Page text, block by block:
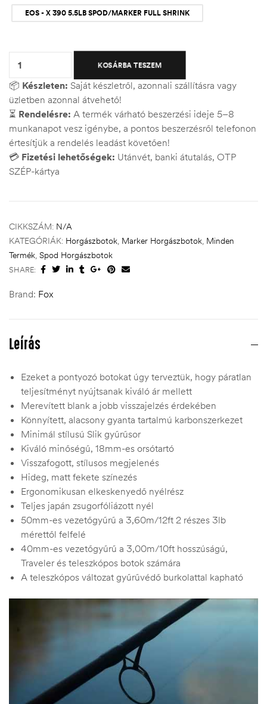
EOS - X 390 5.5LB SPOD/MARKER FULL SHRINK
KOSÁRBA TESZEM
📦 Készleten: Saját készletről, azonnali szállításra vagy
üzletben azonnal átvehető!
⏳ Rendelésre: A termék várható beszerzési ideje 5–8
munkanapot vesz igénybe, a pontos beszerzésről telefonon
értesítjük a rendelés leadást követően!
💳 Fizetési lehetőségek: Utánvét, banki átutalás, OTP
SZÉP-kártya
CIKKSZÁM: N/A
KATEGÓRIÁK: Horgászbotok, Marker Horgászbotok, Minden
Termék, Spod Horgászbotok
SHARE:
Brand: Fox
Leírás
Ezeket a pontyozó botokat úgy terveztük, hogy páratlan
teljesítményt nyújtsanak kiváló ár mellett
Merevített blank a jobb visszajelzés érdekében
Könnyített, alacsony gyanta tartalmú karbonszerkezet
Minimál stílusú Slik gyűrűsor
Kiváló minőségű, 18mm-es orsótartó
Visszafogott, stílusos megjelenés
Hideg, matt fekete színezés
Ergonomikusan elkeskenyedő nyélrész
Teljes japán zsugorfóliázott nyél
50mm-es vezetőgyűrű a 3,60m/12ft 2 részes 3lb
mérettől felfelé
40mm-es vezetőgyűrű a 3,00m/10ft hosszúságú,
Traveler és teleszkópos botok számára
A teleszkópos változat gyűrűvédő burkolattal kapható